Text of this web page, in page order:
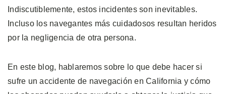
Indiscutiblemente, estos incidentes son inevitables.
Incluso los navegantes más cuidadosos resultan heridos
por la negligencia de otra persona.
En este blog, hablaremos sobre lo que debe hacer si
sufre un accidente de navegación en California y cómo